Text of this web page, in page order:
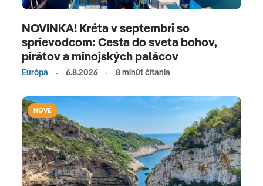
NOVINKA! Kréta v septembri so
sprievodcom: Cesta do sveta bohov,
pirátov a minojských palácov
Európa 6.8.2026 8 minút čítania
NOVÉ